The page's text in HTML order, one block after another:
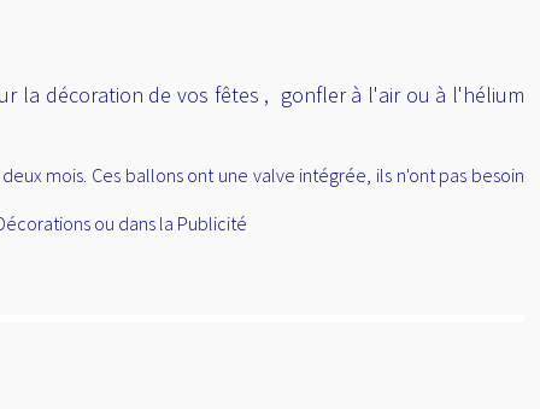
la décoration de vos fêtes , gonfler à l'air ou à l'hélium
mois. Ces ballons ont une valve intégrée, ils n'ont pas besoin
ou dans la Publicité